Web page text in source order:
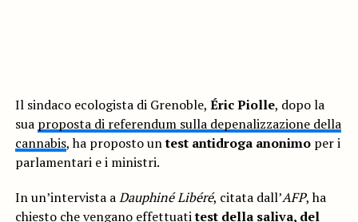
Il sindaco ecologista di Grenoble, Éric Piolle, dopo la
sua proposta di referendum sulla depenalizzazione della
cannabis, ha proposto untest antidroga anonimoper i
parlamentari e i ministri.
In un’intervista aDauphiné Libéré, citata dall’AFP, ha
chiesto che vengano effettuatitest della saliva, del